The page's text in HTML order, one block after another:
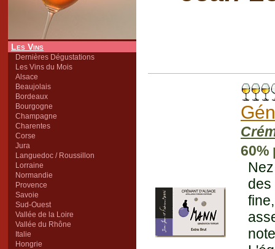
Les Vins
Dernières Dégustations
Les Vins du Mois
Alsace
Beaujolais
Bordeaux
Bourgogne
Champagne
Charentes
Corse
Jura
Languedoc / Roussillon
Lorraine
Normandie
Provence
Savoie
Sud-Ouest
Vallée de la Loire
Vallée du Rhône
Italie
Hongrie
60%